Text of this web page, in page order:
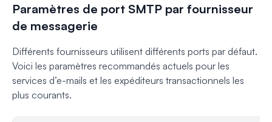
Paramètres de port SMTP par fournisseur
de messagerie
Différents fournisseurs utilisent différents ports par défaut.
Voici les paramètres recommandés actuels pour les
services d’e-mails et les expéditeurs transactionnels les
plus courants.